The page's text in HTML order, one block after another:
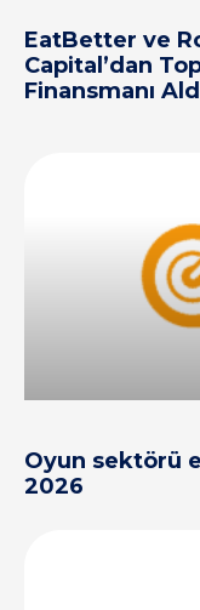
EatBetter ve
Capital’dan
Finansmanı
Oyun sektörü
2026